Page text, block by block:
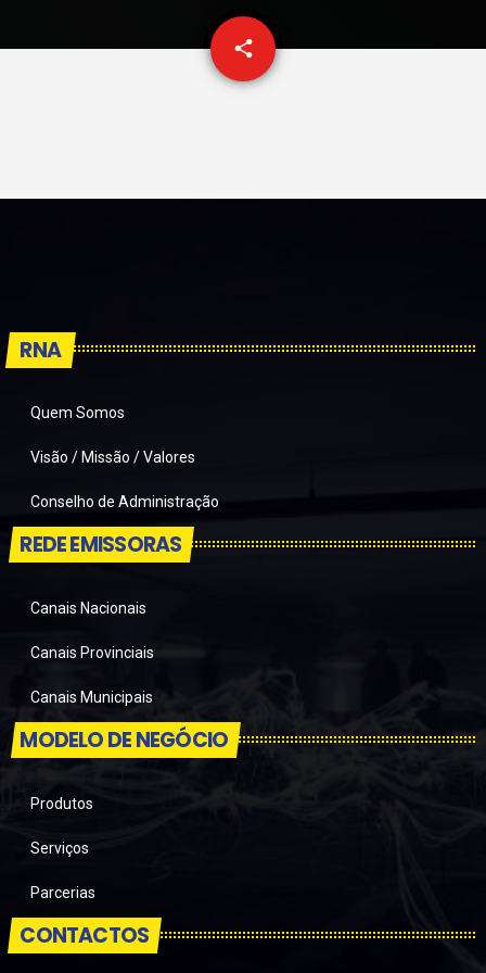
share
email
RNA
Quem Somos
Visão / Missão / Valores
Conselho de Administração
REDE EMISSORAS
Canais Nacionais
Canais Provinciais
Canais Municipais
MODELO DE NEGÓCIO
Produtos
Serviços
Parcerias
CONTACTOS